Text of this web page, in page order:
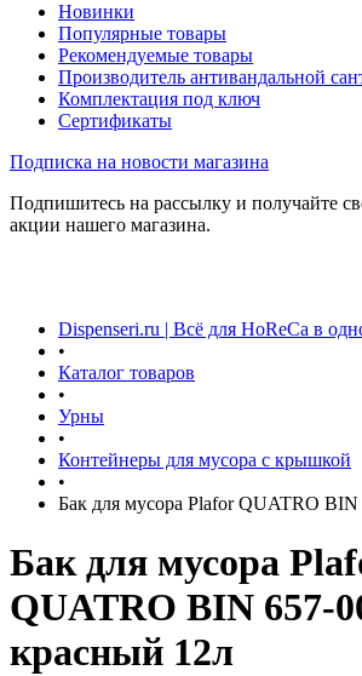
Новинки
Популярные товары
Рекомендуемые товары
Производитель антивандальной
Комплектация под ключ
Сертификаты
Подписка на новости магазина
Подпишитесь на рассылку и получайте
акции нашего магазина.
Dispenseri.ru | Всё для HoReCa в
•
Каталог товаров
•
Урны
•
Контейнеры для мусора с крышкой
•
Бак для мусора Plafor QUATRO
Бак для мусора
QUATRO BIN 657-
красный 12л